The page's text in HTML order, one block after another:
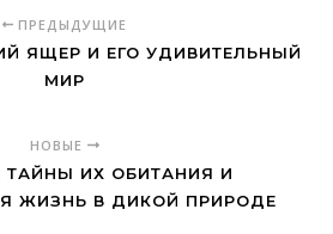
ПРЕДЫДУЩИЕ
ЯЩЕР И ЕГО УДИВИТЕЛЬНЫЙ
МИР
НОВЫЕ
ТАЙНЫ ИХ ОБИТАНИЯ И
ЖИЗНЬ В ДИКОЙ ПРИРОДЕ